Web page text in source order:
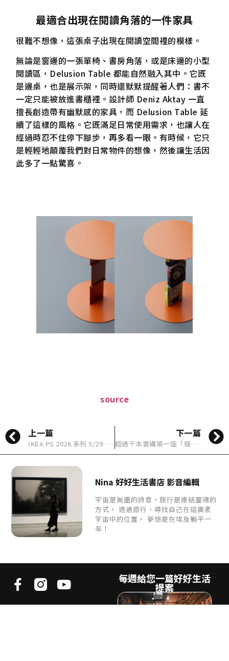
最適合出現在閱讀角落的一件家具
很難不想像，這張桌子出現在閱讀空間裡的模樣。
無論是窗邊的一張單椅、書房角落，或是床邊的小型
閱讀區，Delusion Table 都能自然融入其中。它既
是邊桌，也是展示架，同時還默默提醒著人們：書不
一定只能被放進書櫃裡。設計師 Deniz Aktay 一直
擅長創造帶有幽默感的家具，而 Delusion Table 延
續了這樣的風格。它既滿足日常使用需求，也讓人在
經過時忍不住停下腳步，再多看一眼。有時候，它只
是輕輕地顛覆我們對日常物件的想像，然後讓生活因
此多了一點驚喜。
source
上一篇
IKEA PS 2026 系列 5/29 台灣上市！44 件玩味設計登場，讓小空間也能充滿驚喜
下一篇
超過千本書構築一座「理想圖書館」！Supervoid 打造可開啟的鋁製展亭，讓觀眾親手翻開文學歷史
Nina 好好生活書店 影音編輯
宇宙是無盡的詩意，旅行是連結靈魂的
方式， 透過旅行，尋找自己在這廣袤
宇宙中的位置。 夢想是在埃及躺平一
年！
每週給您一篇好好生活
提案